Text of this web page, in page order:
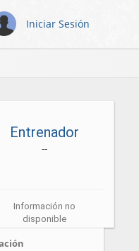
Iniciar Sesión
Entrenador
--
Información no
disponible